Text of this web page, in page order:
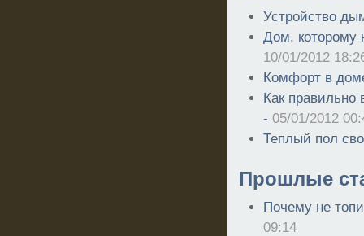
Устройство
Дом, которому
10/01/2012
Комфорт в
Как правильно
-05/01/2012
Теплый пол
Прошлые
Почему не
09:14